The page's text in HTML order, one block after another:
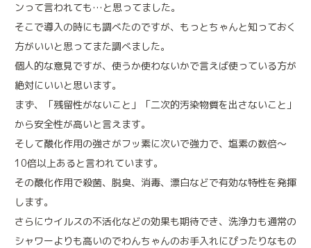
施設案内 診療実績
トリミング
ンって言われても…と思ってました。
そこで導入の時にも調べたのですが、もっとちゃんと知っておく
方がいいと思ってまた調べました。
個人的な意見ですが、使うか使わないかで言えば使っている方が
絶対にいいと思います。
まず、「残留性がないこと」「二次的汚染物質を出さないこと」
から安全性が高いと言えます。
そして酸化作用の強さがフッ素に次いで強力で、塩素の数倍〜
10倍以上あると言われています。
その酸化作用で殺菌、脱臭、消毒、漂白などで有効な特性を発揮
します。
さらにウイルスの不活化などの効果も期待でき、洗浄力も通常の
シャワーよりも高いのでわんちゃんのお手入れにぴったりなもの